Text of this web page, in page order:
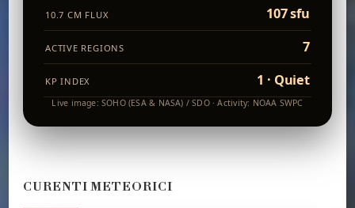
10.7 CM FLUX 107 sfu
ACTIVE REGIONS 7
KP INDEX 1 · Quiet
Live image: SOHO (ESA & NASA) / SDO · Activity: NOAA SWPC
CURENTI METEORICI